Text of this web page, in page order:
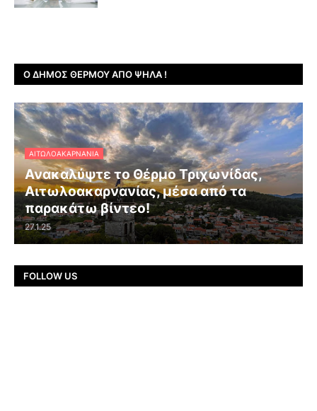
Ο ΔΉΜΟΣ ΘΈΡΜΟΥ ΑΠΌ ΨΗΛΆ !
ΑΙΤΩΛΟΑΚΑΡΝΑΝΊΑ
Ανακαλύψτε το Θέρμο Τριχωνίδας,
Αιτωλοακαρνανίας, μέσα από τα
παρακάτω βίντεο!
27.1.25
FOLLOW US